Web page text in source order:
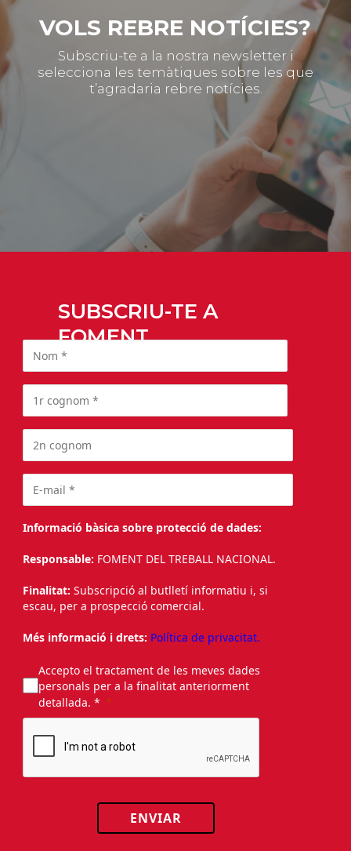
VOLS REBRE NOTÍCIES?
Subscriu-te a la nostra newsletter i
selecciona les temàtiques sobre les que
t’agradaria rebre notícies.
SUBSCRIU-TE A
FOMENT
Informació bàsica sobre protecció de dades:
Responsable: FOMENT DEL TREBALL NACIONAL.
Finalitat: Subscripció al butlletí informatiu i, si
escau, per a prospecció comercial.
Més informació i drets: Política de privacitat.
Accepto el tractament de les meves dades
personals per a la finalitat anteriorment
detallada. *
ENVIAR